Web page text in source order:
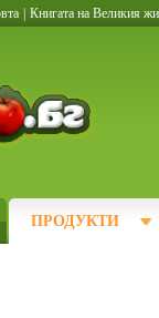
Книгата на Великия
ПРОДУКТИ